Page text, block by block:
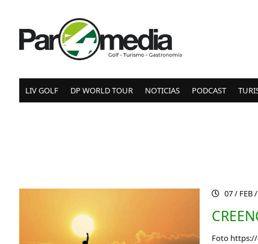
LIV GOLF DP WORLD TOUR NOTICIAS PODCAST
07 / FEB
Foto